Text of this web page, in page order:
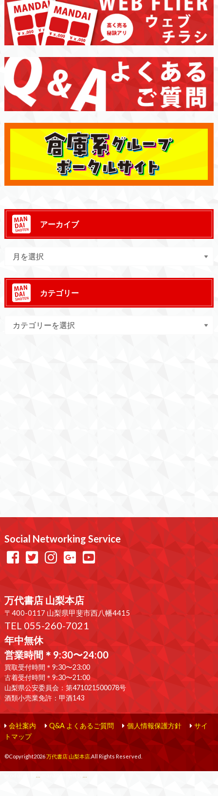
アーカイブ
カテゴリー
Social Networking Service
万代書店 山梨本店
〒400-0117 山梨県甲斐市西八幡4415
TEL 055-260-7021
年中無休
営業時間＊9:30〜24:00
買取受付時間＊9:30〜23:00
古着受付時間＊9:30〜21:00
山梨県公安委員会：第471021500078号
酒類小売業免許：甲酒143
会社案内 Q&A よくあるご質問 個人情報保護方針
サイ
トマップ
©Copyright2026万代書店 山梨本店.All Rights Reserved.
... ...